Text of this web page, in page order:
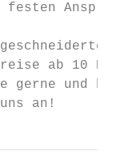
ab 10
Sie gerne
uns an!